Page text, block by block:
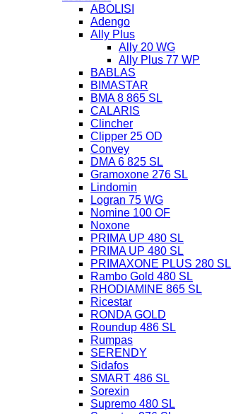
ABOLISI
Adengo
Ally Plus
Ally 20 WG
Ally Plus 77 WP
BABLAS
BIMASTAR
BMA 8 865 SL
CALARIS
Clincher
Clipper 25 OD
Convey
DMA 6 825 SL
Gramoxone 276 SL
Lindomin
Logran 75 WG
Nomine 100 OF
Noxone
PRIMA UP 480 SL
PRIMA UP 480 SL
PRIMAXONE PLUS 280 SL
Rambo Gold 480 SL
RHODIAMINE 865 SL
Ricestar
RONDA GOLD
Roundup 486 SL
Rumpas
SERENDY
Sidafos
SMART 486 SL
Sorexin
Supremo 480 SL